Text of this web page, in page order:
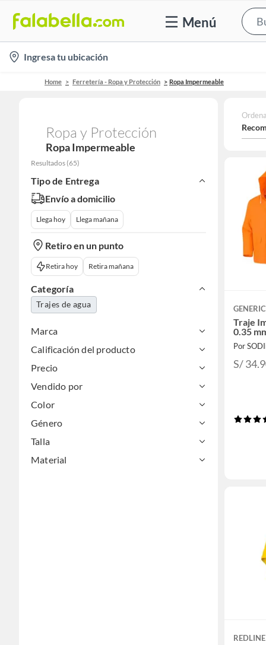
Menú
location-
icon
Ingresa tu ubicación
Home Ferretería - Ropa y Protección Ropa Impermeable
Ropa y Protección
Ropa Impermeable
Resultados (65)
Tipo de Entrega
Envío a domicilio
Llega hoy Llega mañana
Retiro en un punto
Retira hoy Retira mañana
Categoría
Trajes de agua
Marca
Calificación del producto
Precio
Vendido por
Color
Género
Talla
Material
Traje
0.35
Por
S/
REDLINE